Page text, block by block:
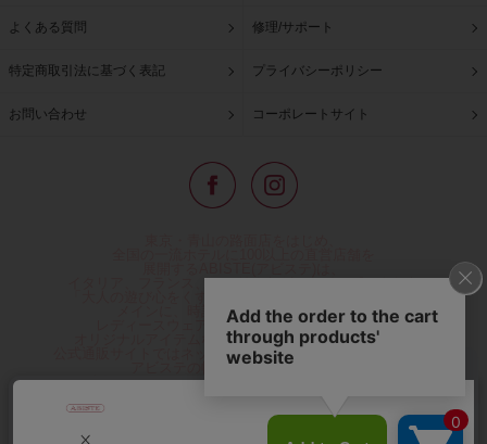
よくある質問 修理/サポート
特定商取引法に基づく表記 プライバシーポリシー
お問い合わせ コーポレートサイト
イタリア、フランス、アメリカなどからインポートした
メインに、時計、バッグ、財布、小物、
レディースウェアや、ここでしか手に入らない
オリジナルアイテムなどを幅広くご用意しています。
公式通販サイトではネックレスやイヤリングをはじめとする
アビステの幅広い商品を取り揃え、
人気ランキングやテレビなどメディア着用商品、
などのサービスをご提供。
心躍るインポートアクセサリーや時計、小物などで、